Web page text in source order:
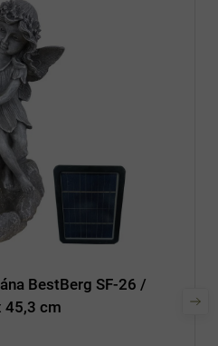
BestBerg SF-26 /
45,3 cm